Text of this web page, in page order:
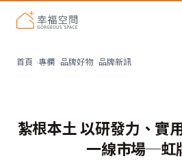
首頁 專欄 品牌好物 品牌新訊
紮根本土 以研發力、實
一線市場─虹